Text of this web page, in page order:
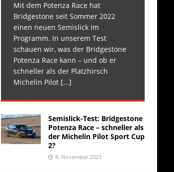
Mit dem Potenza Race hat
Bridgestone seit Sommer 2022
einen neuen Semislick im
Programm. In unserem Test
schauen wir, was der Bridgestone
Potenza Race kann – und ob er
schneller als der Platzhirsch
Michelin Pilot [...]
Semislick-Test: Bridgestone
Potenza Race – schneller als
der Michelin Pilot Sport Cup
2?
8. November 2023